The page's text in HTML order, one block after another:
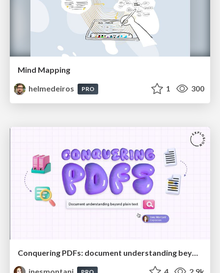
Mind Mapping
helmedeiros
PRO 1 300
Conquering PDFs: document understanding beyond plain text